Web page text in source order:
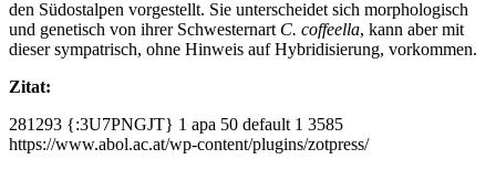
den Südostalpen vorgestellt. Sie unterscheidet sich morphologisch
und genetisch von ihrer Schwesternart C. coffeella, kann aber mit
dieser sympatrisch, ohne Hinweis auf Hybridisierung, vorkommen.
Zitat:
281293 {:3U7PNGJT} 1 apa 50 default 1 3585
https://www.abol.ac.at/wp-content/plugins/zotpress/